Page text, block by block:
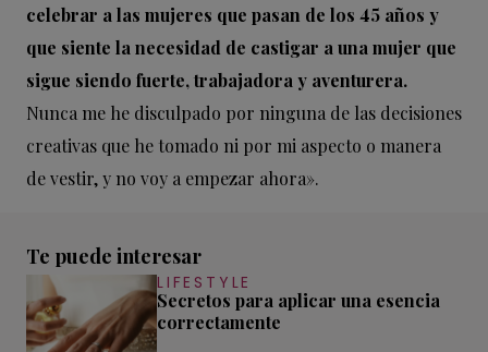
celebrar a las mujeres que pasan de los 45 años y
que siente la necesidad de castigar a una mujer que
sigue siendo fuerte, trabajadora y aventurera.
Nunca me he disculpado por ninguna de las decisiones
creativas que he tomado ni por mi aspecto o manera
de vestir, y no voy a empezar ahora».
Te puede interesar
LIFESTYLE
Secretos para aplicar una esencia
correctamente